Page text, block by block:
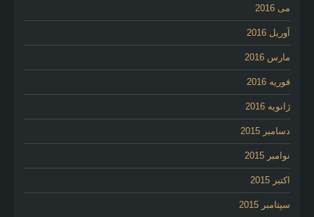
می 2016
آوریل 2016
مارس 2016
فوریه 2016
ژانویه 2016
دسامبر 2015
نوامبر 2015
اکتبر 2015
سپتامبر 2015